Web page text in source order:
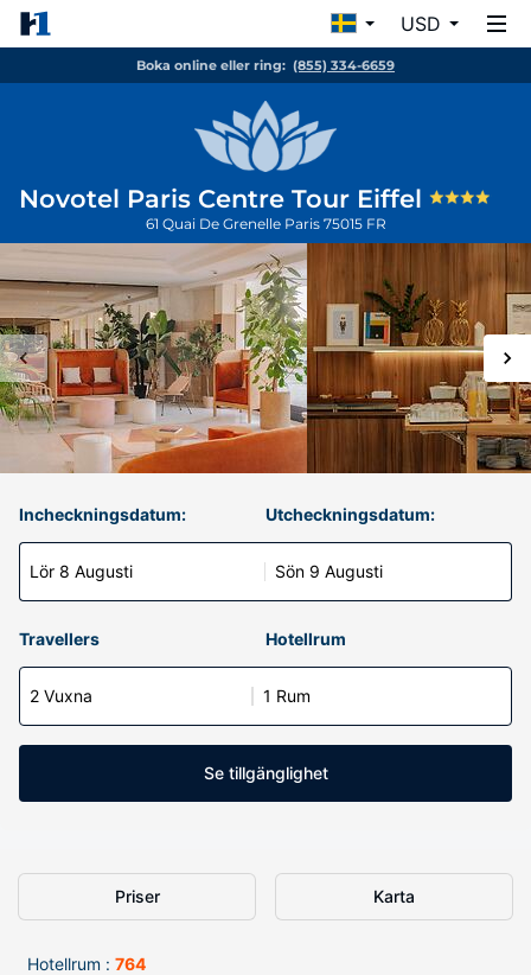
USD
Boka online eller ring: (855) 334-6659
Novotel Paris Centre Tour Eiffel
61 Quai De Grenelle Paris 75015 FR
Incheckningsdatum:
Lör 8 Augusti
Utcheckningsdatum:
Sön 9 Augusti
Travellers Hotellrum
2 Vuxna 1 Rum
Se tillgänglighet
Priser Karta
Hotellrum : 764